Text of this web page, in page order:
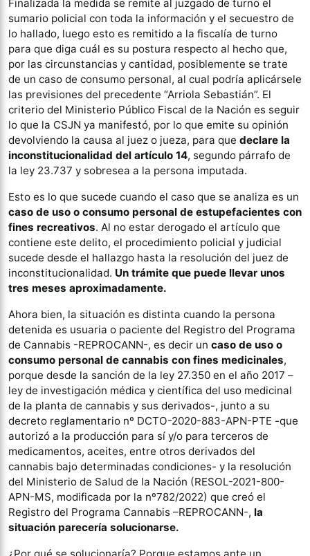
Finalizada la medida se remite al juzgado de turno el
sumario policial con toda la información y el secuestro de
lo hallado, luego esto es remitido a la fiscalía de turno
para que diga cuál es su postura respecto al hecho que,
por las circunstancias y cantidad, posiblemente se trate
de un caso de consumo personal, al cual podría aplicársele
las previsiones del precedente “Arriola Sebastián”. El
criterio del Ministerio Público Fiscal de la Nación es seguir
lo que la CSJN ya manifestó, por lo que emite su opinión
devolviendo la causa al juez o jueza, para que declare la
inconstitucionalidad del artículo 14, segundo párrafo de
la ley 23.737 y sobresea a la persona imputada.
Esto es lo que sucede cuando el caso que se analiza es un
caso de uso o consumo personal de estupefacientes con
fines recreativos. Al no estar derogado el artículo que
contiene este delito, el procedimiento policial y judicial
sucede desde el hallazgo hasta la resolución del juez de
inconstitucionalidad. Un trámite que puede llevar unos
tres meses aproximadamente.
Ahora bien, la situación es distinta cuando la persona
detenida es usuaria o paciente del Registro del Programa
de Cannabis -REPROCANN-, es decir un caso de uso o
consumo personal de cannabis con fines medicinales,
porque desde la sanción de la ley 27.350 en el año 2017 –
ley de investigación médica y científica del uso medicinal
de la planta de cannabis y sus derivados-, junto a su
decreto reglamentario nº DCTO-2020-883-APN-PTE -que
autorizó a la producción para sí y/o para terceros de
medicamentos, aceites, entre otros derivados del
cannabis bajo determinadas condiciones- y la resolución
del Ministerio de Salud de la Nación (RESOL-2021-800-
APN-MS, modificada por la nº782/2022) que creó el
Registro del Programa Cannabis –REPROCANN-, la
situación parecería solucionarse.